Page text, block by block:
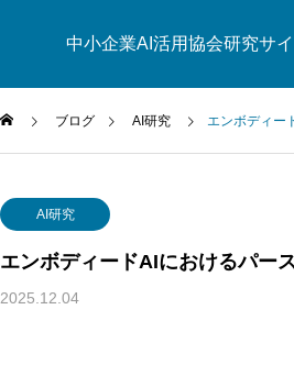
中小企業AI活用協会研究サイ
運営団体 YOUTUBE
ブログ AI研究 エンボディー
AI研究
エンボディードAIにおけるパー
2025.12.04